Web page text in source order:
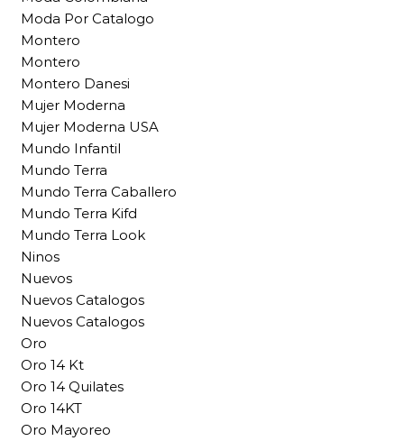
Moda Por Catalogo
Montero
Montero
Montero Danesi
Mujer Moderna
Mujer Moderna USA
Mundo Infantil
Mundo Terra
Mundo Terra Caballero
Mundo Terra Kifd
Mundo Terra Look
Ninos
Nuevos
Nuevos Catalogos
Nuevos Catalogos
Oro
Oro 14 Kt
Oro 14 Quilates
Oro 14KT
Oro Mayoreo